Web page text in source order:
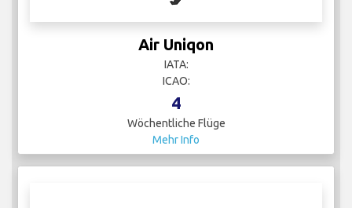
Air Uniqon
IATA:
ICAO:
4
Wöchentliche Flüge
Mehr Info